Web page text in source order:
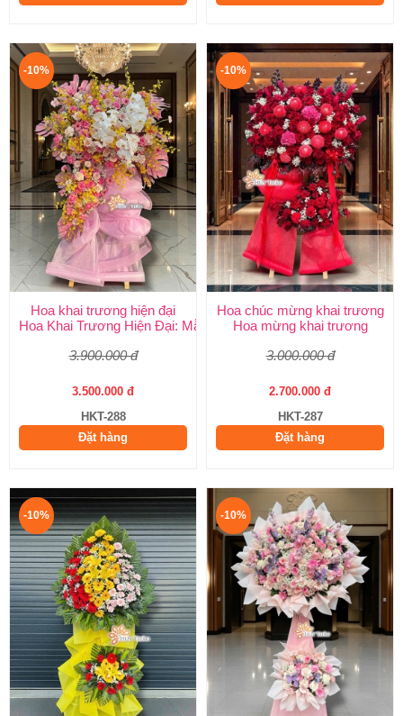
-10%
Hoa khai trương hiện đại
Hoa Khai Trương Hiện Đại: Mẫu Đẹp, Sang Trọng & Giao Nhanh
3.900.000 đ
3.500.000 đ
HKT-288
Đặt hàng
-10%
Hoa chúc mừng khai trương
Hoa mừng khai trương
3.000.000 đ
2.700.000 đ
HKT-287
Đặt hàng
-10% -10%